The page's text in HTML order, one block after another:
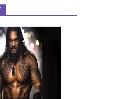
nový den - Jak
Sadie Sink?
Novým Kratosem by
Bautista.